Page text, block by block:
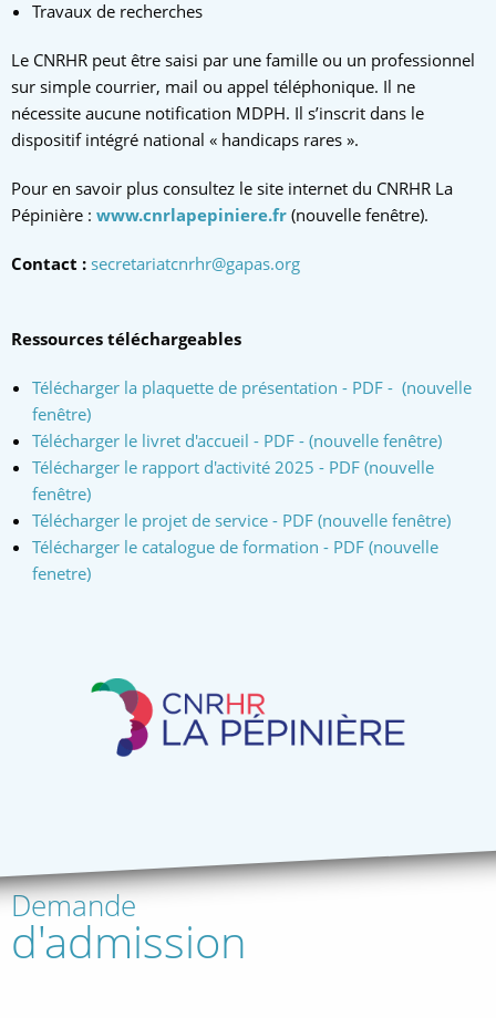
Travaux de recherches
Le CNRHR peut être saisi par une famille ou un professionnel
sur simple courrier, mail ou appel téléphonique. Il ne
nécessite aucune notification MDPH. Il s’inscrit dans le
dispositif intégré national « handicaps rares ».
Pour en savoir plus consultez le site internet du CNRHR La
Pépinière : www.cnrlapepiniere.fr (nouvelle fenêtre).
Contact : secretariatcnrhr@gapas.org
Ressources téléchargeables
Télécharger la plaquette de présentation - PDF - (nouvelle
fenêtre)
Télécharger le livret d'accueil - PDF - (nouvelle fenêtre)
Télécharger le rapport d'activité 2025 - PDF (nouvelle
fenêtre)
Télécharger le projet de service - PDF (nouvelle fenêtre)
Télécharger le catalogue de formation - PDF (nouvelle
fenetre)
Demande
d'admission